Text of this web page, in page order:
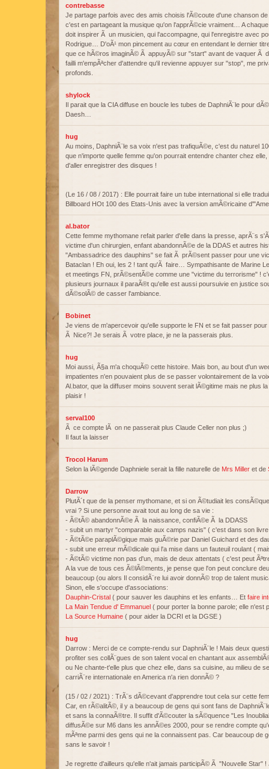
contrebasse
Je partage parfois avec des amis choisis l'Ã©coute d'une chanson de
c'est en partageant la musique qu'on l'apprÃ©cie vraiment… A
doit inspirer Ã un musicien, qui l'accompagne, qui l'enregistre avec
Rodrigue… D'oÃ¹ mon pincement au cœur en entendant le dernier
que ce hÃ©ros imaginÃ© Ã appuyÃ© sur "start" avant de vaquer Ã
failli m'empÃªcher d'attendre qu'il revienne appuyer sur "stop", me
profonds.
shylock
Il parait que la CIA diffuse en boucle les tubes de DaphniÃ¨le pour
Daesh…
hug
Au moins, DaphniÃ¨le sa voix n'est pas trafiquÃ©e, c'est du naturel
que n'importe quelle femme qu'on pourrait entendre chanter chez
d'aller enregistrer des disques !
(Le 16 / 08 / 2017) : Elle pourrait faire un tube international si elle
Billboard HOt 100 des Etats-Unis avec la version amÃ©ricaine
al.bator
Cette femme mythomane refait parler d'elle dans la presse, aprÃ¨s
victime d'un chirurgien, enfant abandonnÃ©e de la DDAS et autres
"Ambassadrice des dauphins" se fait Ã prÃ©sent passer pour une
Bataclan ! Eh oui, les 2 ! tant qu'Ã faire… Sympathisante de Marine
et meetings FN, prÃ©sentÃ©e comme une "victime du terrorisme" !
plusieurs journaux il paraÃ®t qu'elle est aussi poursuivie en justice
dÃ©solÃ© de casser l'ambiance.
Bobinet
Je viens de m'apercevoir qu'elle supporte le FN et se fait passer
Ã Nice?! Je serais Ã votre place, je ne la passerais plus.
hug
Moi aussi, Ã§a m'a choquÃ© cette histoire. Mais bon, au bout d'un
impatientes n'en pouvaient plus de se passer volontairement de la
Al.bator, que la diffuser moins souvent serait lÃ©gitime mais ne plus
plaisir !
serval100
Ã ce compte lÃ on ne passerait plus Claude Celler non plus ;)
Il faut la laisser
Trocol Harum
Selon la lÃ©gende Daphniele serait la fille naturelle de Mrs Miller et de
Darrow
PlutÃ´t que de la penser mythomane, et si on Ã©tudiait les
vrai ? Si une personne avait tout au long de sa vie :
- Ã©tÃ© abandonnÃ©e Ã la naissance, confiÃ©e Ã la DDASS
- subit un martyr "comparable aux camps nazis" ( c'est dans son
- Ã©tÃ©e paraplÃ©gique mais guÃ©rie par Daniel Guichard et des
- subit une erreur mÃ©dicale qui l'a mise dans un fauteuil roulant (
- Ã©tÃ© victime non pas d'un, mais de deux attentats ( c'est peut
A la vue de tous ces Ã©lÃ©ments, je pense que l'on peut conclure
beaucoup (ou alors Il considÃ¨re lui avoir donnÃ© trop de talent
Sinon, elle s'occupe d'associations:
Dauphin-Cristal ( pour sauver les dauphins et les enfants… Et faire
La Main Tendue d' Emmanuel ( pour porter la bonne parole; elle n'est
La Source Humaine ( pour aider la DCRI et la DGSE )
hug
Darrow : Merci de ce compte-rendu sur DaphniÃ¨le ! Mais deux
profiter ses collÃ¨gues de son talent vocal en chantant aux
ou Ne chante-t'elle plus que chez elle, dans sa cuisine, au milieu de
carriÃ¨re internationale en America n'a rien donnÃ© ?
(15 / 02 / 2021) : TrÃ¨s dÃ©cevant d'apprendre tout cela sur cette
Car, en rÃ©alitÃ©, il y a beaucoup de gens qui sont fans de
et sans la connaÃ®tre. Il suffit d'Ã©couter la sÃ©quence "Les
diffusÃ©e sur M6 dans les annÃ©es 2000, pour se rendre compte
mÃªme parmi des gens qui ne la connaissent pas. Car beaucoup de
sans le savoir !
Je regrette d'ailleurs qu'elle n'ait jamais participÃ© Ã "Nouvelle Star"